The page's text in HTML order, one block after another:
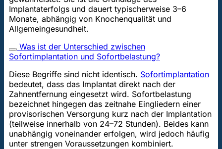
Implantaterfolgs und dauert typischerweise 3–6
Monate, abhängig von Knochenqualität und
Allgemeingesundheit.
Was ist der Unterschied zwischen
Sofortimplantation und Sofortbelastung?
Diese Begriffe sind nicht identisch. Sofortimplantation
bedeutet, dass das Implantat direkt nach der
Zahnentfernung eingesetzt wird. Sofortbelastung
bezeichnet hingegen das zeitnahe Eingliedern einer
provisorischen Versorgung kurz nach der Implantation
(teilweise innerhalb von 24–72 Stunden). Beides kann
unabhängig voneinander erfolgen, wird jedoch häufig
unter strengen Voraussetzungen kombiniert.